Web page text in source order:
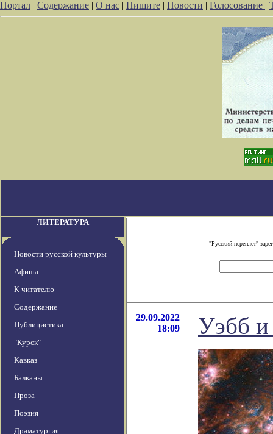
Портал | Содержание | О нас | Пишите | Новости | Голосование |
ЛИТЕРАТУРА
Новости русской культуры
Афиша
К читателю
Содержание
Публицистика
"Курск"
Кавказ
Балканы
Проза
Поэзия
Драматургия
"Русский переплет"
29.09.2022
18:09
Уэбб